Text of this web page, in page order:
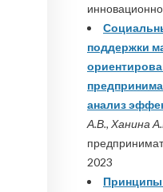
поддержки
анализ
А.В., Ханина
2023
Принципы